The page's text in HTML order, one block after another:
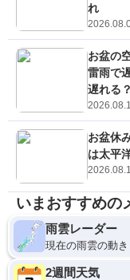
れ
お盆の
雷雨で
遅れる？
お盆休
は太平
いまおすすめの
雨雲レーダー
現在の雨雲の動
2週間天気